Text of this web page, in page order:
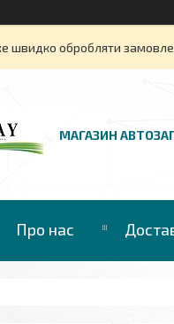
швидко обробляти
МАГАЗИН
Про нас